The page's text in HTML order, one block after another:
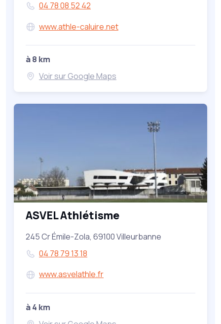
04 78 08 52 42
www.athle-caluire.net
à 8 km
Voir sur Google Maps
ASVEL Athlétisme
245 Cr Émile-Zola, 69100 Villeurbanne
04 78 79 13 18
www.asvelathle.fr
à 4 km